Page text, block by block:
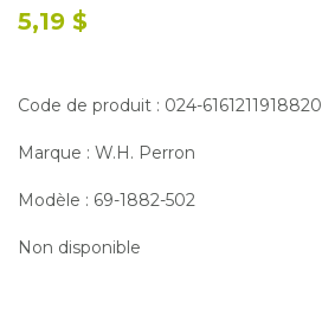
5,19 $
Code de produit : 024-6161211918820
Marque : W.H. Perron
Modèle : 69-1882-502
Non disponible